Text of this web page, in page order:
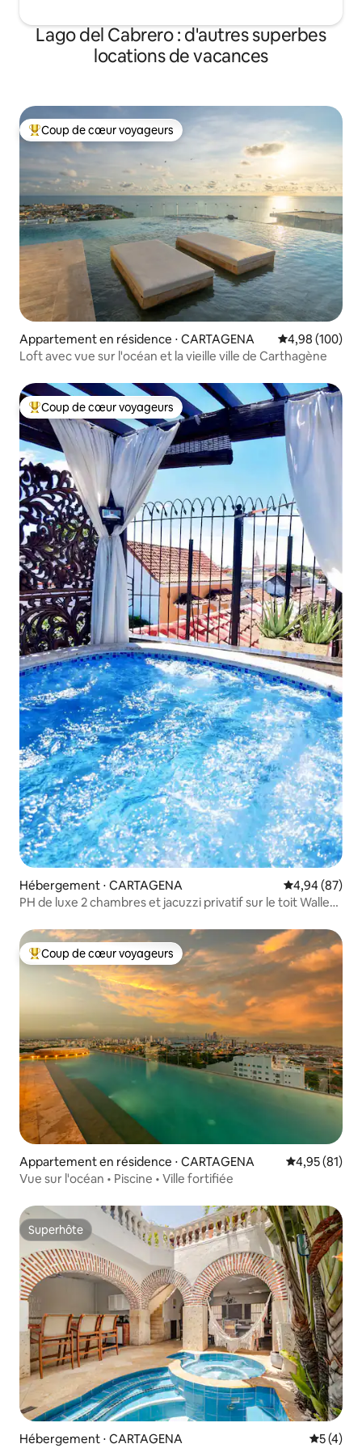
Lago del Cabrero : d'autres superbes
locations de vacances
Coups de cœur voyageurs les plus appréciés
Coup de cœur voyageurs
Appartement en résidence ⋅ CARTAGENA Évaluation
4,98 (100)
Loft avec vue sur l'océan et la vieille ville de Carthagène
Coups de cœur voyageurs les plus appréciés
Coup de cœur voyageurs
Hébergement ⋅ CARTAGENA Évaluation
4,94 (87)
PH de luxe 2 chambres et jacuzzi privatif sur le toit Wallet
Coups de cœur voyageurs les plus appréciés
Coup de cœur voyageurs
Appartement en résidence ⋅ CARTAGENA Évaluation
4,95 (81)
Vue sur l'océan • Piscine • Ville fortifiée
Superhôte
Superhôte
Hébergement ⋅ CARTAGENA 5 (4)